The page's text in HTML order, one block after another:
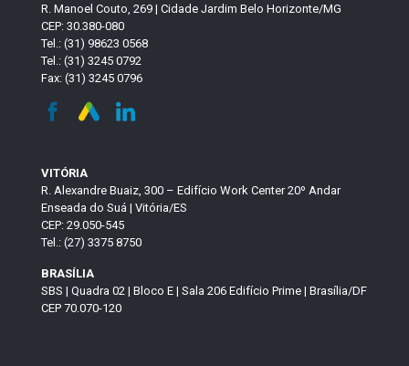
R. Manoel Couto, 269 | Cidade Jardim Belo Horizonte/MG
CEP: 30.380-080
Tel.: (31) 98623 0568
Tel.: (31) 3245 0792
Fax: (31) 3245 0796
VITÓRIA
R. Alexandre Buaiz, 300 – Edifício Work Center 20º Andar
Enseada do Suá | Vitória/ES
CEP: 29.050-545
Tel.: (27) 3375 8750
BRASÍLIA
SBS | Quadra 02 | Bloco E | Sala 206 Edifício Prime | Brasília/DF
CEP 70.070-120